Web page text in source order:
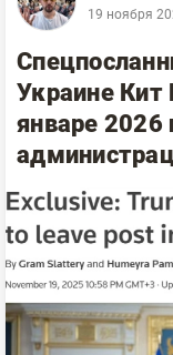
19 ноября
Украине Кит
январе 2026